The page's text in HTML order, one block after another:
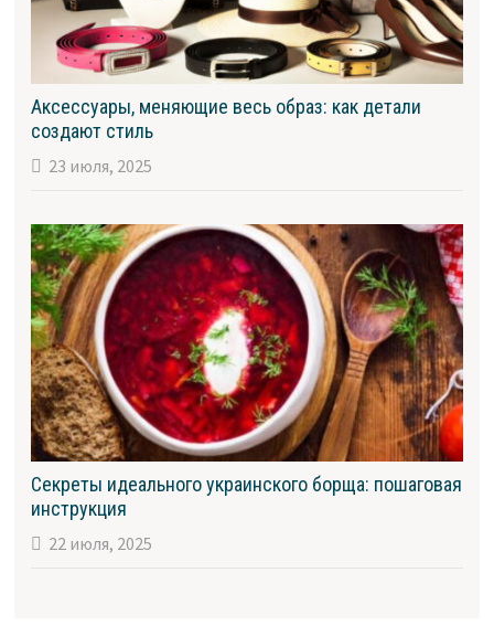
Аксессуары, меняющие весь образ: как детали
создают стиль
23 июля, 2025
Секреты идеального украинского борща: пошаговая
инструкция
22 июля, 2025